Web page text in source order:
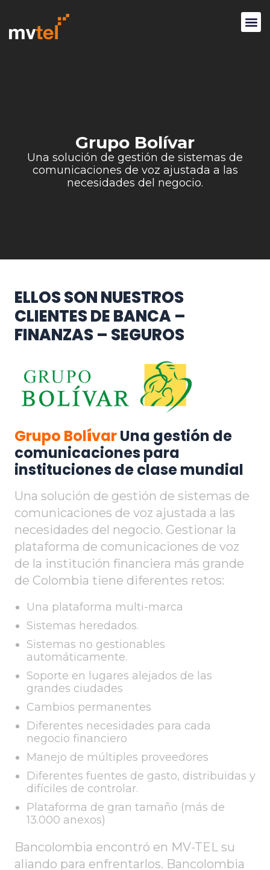
Grupo Bolívar
Una solución de gestión de sistemas de
comunicaciones de voz ajustada a las
necesidades del negocio.
ELLOS SON NUESTROS
CLIENTES DE BANCA –
FINANZAS – SEGUROS
Grupo BolívarUna gestión de
comunicaciones para
instituciones de clase mundial
Una solución de gestión de sistemas de
comunicaciones de voz ajustada a las
necesidades del negocio. Gestionar la
plataforma de comunicaciones de voz
de la institución financiera más grande
de Colombia tiene diferentes retos:
Una plataforma multi-marca
Sistemas heredados.
Sistemas no gestionables
automáticamente.
Soporte en lugares alejados de las
grandes ciudades
Cambios permanentes
Diferentes necesidades para cada
negocio financiero
Manejo de múltiples proveedores
Diferentes fuentes de gasto, distribuidas y
difíciles de controlar.
Plataforma de gran tamaño (más de
13.000 anexos)
Bancolombia encontró en MV-TEL su
aliando para enfrentarlos. Bancolombia